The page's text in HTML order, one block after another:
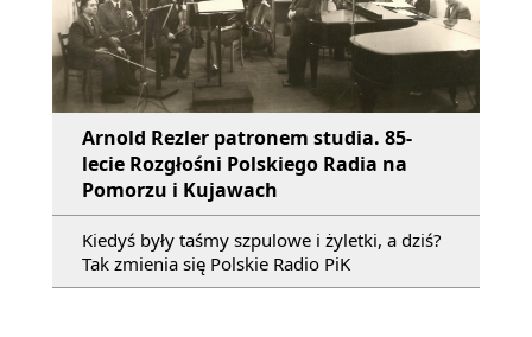
Arnold Rezler patronem studia. 85-
lecie Rozgłośni Polskiego Radia na
Pomorzu i Kujawach
Kiedyś były taśmy szpulowe i żyletki, a dziś?
Tak zmienia się Polskie Radio PiK